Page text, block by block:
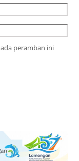
peramban ini